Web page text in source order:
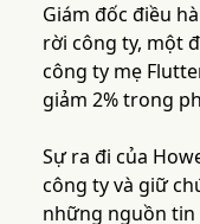
Giám đốc điều
rời công ty, một
công ty mẹ
giảm 2% trong
Sự ra đi của
công ty và giữ
những nguồn tin